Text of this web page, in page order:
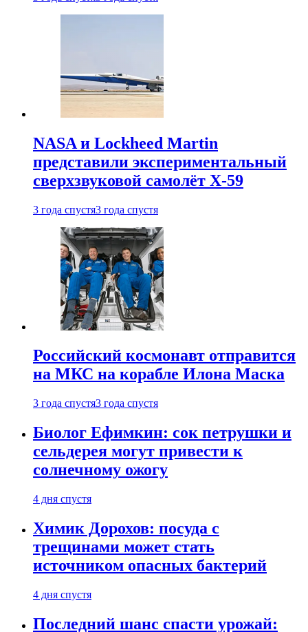
NASA и Lockheed Martin
представили экспериментальный
сверхзвуковой самолёт X-59
3 года спустя3 года спустя
Российский космонавт отправится
на МКС на корабле Илона Маска
3 года спустя3 года спустя
Биолог Ефимкин: сок петрушки и
сельдерея могут привести к
солнечному ожогу
4 дня спустя
Химик Дорохов: посуда с
трещинами может стать
источником опасных бактерий
4 дня спустя
Последний шанс спасти урожай: